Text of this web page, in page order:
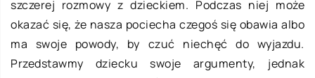
szczerej rozmowy z dzieckiem. Podczas niej może
okazać się, że nasza pociecha czegoś się obawia albo
ma swoje powody, by czuć niechęć do wyjazdu.
Przedstawmy dziecku swoje argumenty, jednak